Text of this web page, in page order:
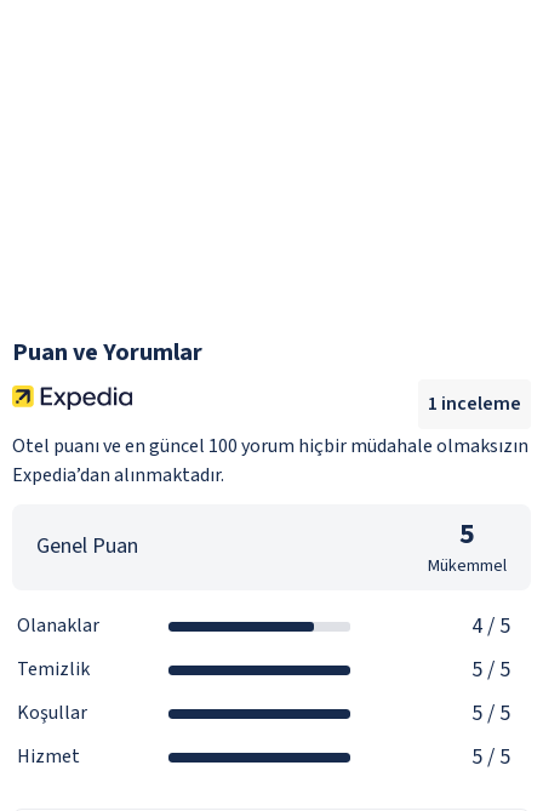
Puan ve Yorumlar
Otel puanı ve en güncel 100 yorum hiçbir müdahale olmaksızın
Expedia’dan alınmaktadır.
1 inceleme
Genel Puan 5
Mükemmel
Olanaklar 4/ 5
Temizlik 5/ 5
Koşullar 5/ 5
Hizmet 5/ 5